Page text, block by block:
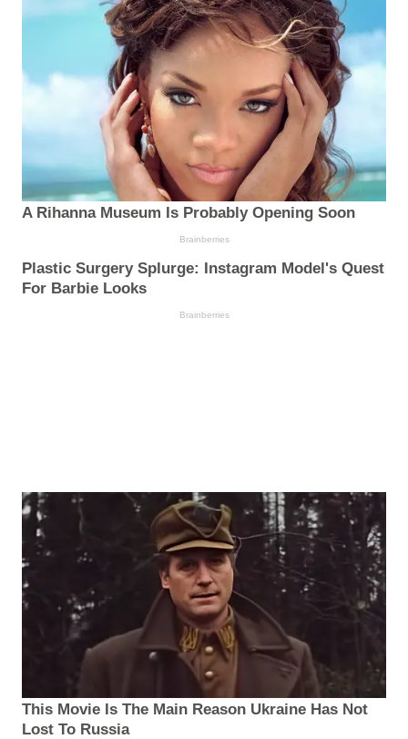
A Rihanna Museum Is Probably Opening Soon
Brainberries
Plastic Surgery Splurge: Instagram Model's Quest
For Barbie Looks
Brainberries
This Movie Is The Main Reason Ukraine Has Not
Lost To Russia